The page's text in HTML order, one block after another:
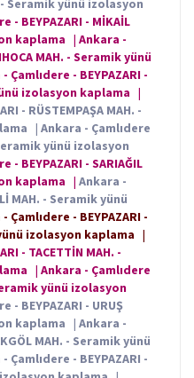
- Seramik yünü izolasyon
- BEYPAZARI - MİKAİL
kaplama | Ankara -
MAH. - Seramik yünü
Çamlıdere - BEYPAZARI -
izolasyon kaplama |
- RÜSTEMPAŞA MAH. -
| Ankara - Çamlıdere
yünü izolasyon
- BEYPAZARI - SARIAĞIL
kaplama | Ankara -
MAH. - Seramik yünü
Çamlıdere - BEYPAZARI -
izolasyon kaplama |
- TACETTİN MAH. -
| Ankara - Çamlıdere
yünü izolasyon
- BEYPAZARI - URUŞ
kaplama | Ankara -
MAH. - Seramik yünü
Çamlıdere - BEYPAZARI -